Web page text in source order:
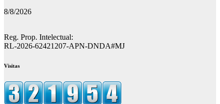
8/8/2026
Reg. Prop. Intelectual:
RL-2026-62421207-APN-DNDA#MJ
Visitas